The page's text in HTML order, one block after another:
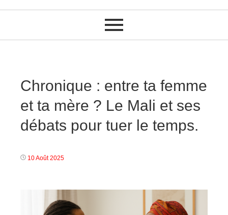
Chronique : entre ta femme
et ta mère ? Le Mali et ses
débats pour tuer le temps.
10 Août 2025